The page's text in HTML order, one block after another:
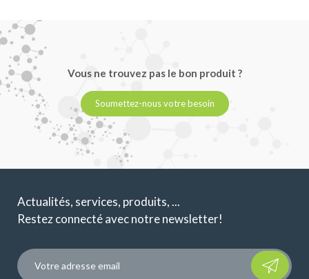
Vous ne trouvez pas le bon produit ?
Soumettez-nous votre besoin
Actualités, services, produits, ...
Restez connecté avec notre newsletter!
Please